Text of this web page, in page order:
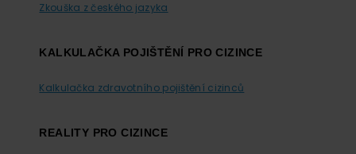
Zkouška z českého jazyka
KALKULAČKA POJIŠTĚNÍ PRO CIZINCE
Kalkulačka zdravotního pojištění cizinců
REALITY PRO CIZINCE